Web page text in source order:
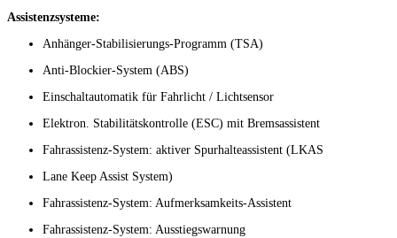
Assistenzsysteme:
Anhänger-Stabilisierungs-Programm (TSA)
Anti-Blockier-System (ABS)
Einschaltautomatik für Fahrlicht / Lichtsensor
Elektron. Stabilitätskontrolle (ESC) mit Bremsassistent
Fahrassistenz-System: aktiver Spurhalteassistent (LKAS
Lane Keep Assist System)
Fahrassistenz-System: Aufmerksamkeits-Assistent
Fahrassistenz-System: Ausstiegswarnung